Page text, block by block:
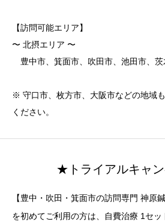
【訪問可能エリア】
〜 北摂エリア 〜
豊中市、箕面市、吹田市、池田市、茨
※ 守口市、枚方市、大阪市などの地域
ください。
★トライアルキャ
【豊中・吹田・箕面市の訪問専門 神原
を初めてご利用の方は、自費治療 1セッ